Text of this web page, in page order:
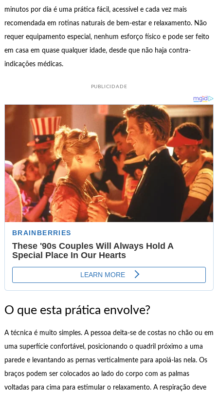
minutos por dia é uma prática fácil, acessível e cada vez mais
recomendada em rotinas naturais de bem-estar e relaxamento. Não
requer equipamento especial, nenhum esforço físico e pode ser feito
em casa em quase qualquer idade, desde que não haja contra-
indicações médicas.
PUBLICIDADE
O que esta prática envolve?
A técnica é muito simples. A pessoa deita-se de costas no chão ou em
uma superfície confortável, posicionando o quadril próximo a uma
parede e levantando as pernas verticalmente para apoiá-las nela. Os
braços podem ser colocados ao lado do corpo com as palmas
voltadas para cima para estimular o relaxamento. A respiração deve